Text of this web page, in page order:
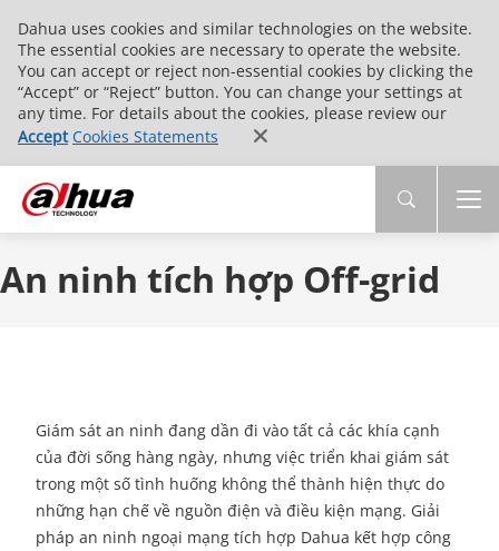
Dahua uses cookies and similar technologies on the website.
The essential cookies are necessary to operate the website.
You can accept or reject non-essential cookies by clicking the
“Accept” or “Reject” button. You can change your settings at
any time. For details about the cookies, please review our
Accept Cookies Statements
An ninh tích hợp Off-grid
Giám sát an ninh đang dần đi vào tất cả các khía cạnh
của đời sống hàng ngày, nhưng việc triển khai giám sát
trong một số tình huống không thể thành hiện thực do
những hạn chế về nguồn điện và điều kiện mạng. Giải
pháp an ninh ngoại mạng tích hợp Dahua kết hợp công